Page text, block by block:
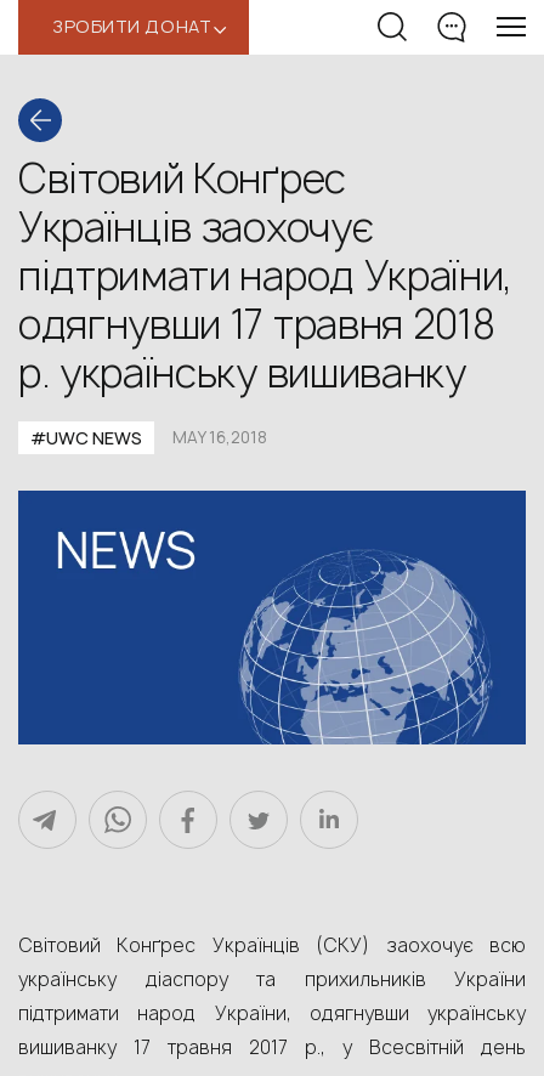
ЗРОБИТИ ДОНАТ‹
Світовий Конґрес
Українців заохочує
підтримати народ України,
одягнувши 17 травня 2018
р. українську вишиванку
#UWC NEWS MAY 16,2018
Світовий Конґрес Українців (СКУ) заохочує всю
українську діаспору та прихильників України
підтримати народ України, одягнувши українську
вишиванку 17 травня 2017 р., у Всесвітній день